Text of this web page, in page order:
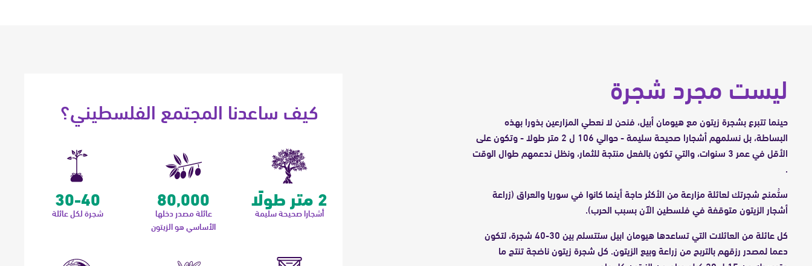
ليست مجرد شجرة
حينما تتبرع بشجرة زيتون مع هيومان أبيل، فنحن لا نعطي المزارعين بذورا بهذه
البساطة، بل نسلمهم أشجارا صحيحة سليمة - حوالي 106 ل 2 متر طولا - وتكون على
الأقل في عمر 3 سنوات، والتي تكون بالفعل منتجة للثمار، ونظل ندعمهم طوال الوقت
.
ستُمنح شجرتك لعائلة مزارعة من الأكثر حاجة أينما كانوا في سوريا والعراق (زراعة
أشجار الزيتون متوقفة في فلسطين الآن بسبب الحرب).
كل عائلة من العائلات التي تساعدها هيومان ابيل ستتسلم بين 30-40 شجرة، لتكون
دعما لمصدر رزقهم بالتربح من زراعة وبيع الزيتون. كل شجرة زيتون ناضجة تنتج ما
كيف ساعدنا المجتمع الفلسطيني؟
2 متر طولًاأشجارا صحيحة سليمة 80,000
عائلة مصدر دخلها
الأساسي هو الزيتون
30-40
شجرة لكل عائلة